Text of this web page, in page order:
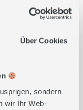
Über Cookies
sondern
wir Ihr Web-